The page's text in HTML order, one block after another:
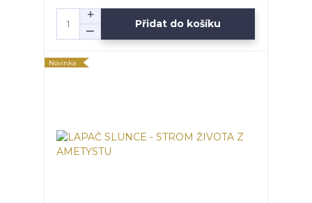
Přidat do košíku
Novinka